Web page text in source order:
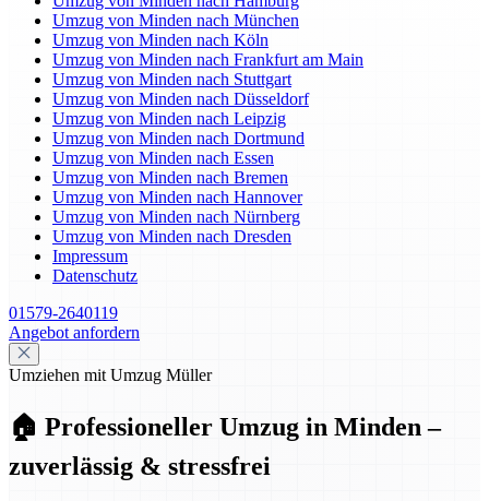
Umzug von Minden nach München
Umzug von Minden nach Köln
Umzug von Minden nach Frankfurt am Main
Umzug von Minden nach Stuttgart
Umzug von Minden nach Düsseldorf
Umzug von Minden nach Leipzig
Umzug von Minden nach Dortmund
Umzug von Minden nach Essen
Umzug von Minden nach Bremen
Umzug von Minden nach Hannover
Umzug von Minden nach Nürnberg
Umzug von Minden nach Dresden
Impressum
Datenschutz
01579-2640119
Angebot anfordern
Umziehen mit Umzug Müller
🏠 Professioneller Umzug in Minden –
zuverlässig & stressfrei